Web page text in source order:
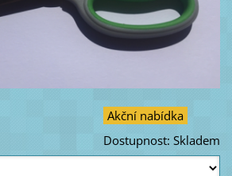
Akční nabídka
Dostupnost: Skladem